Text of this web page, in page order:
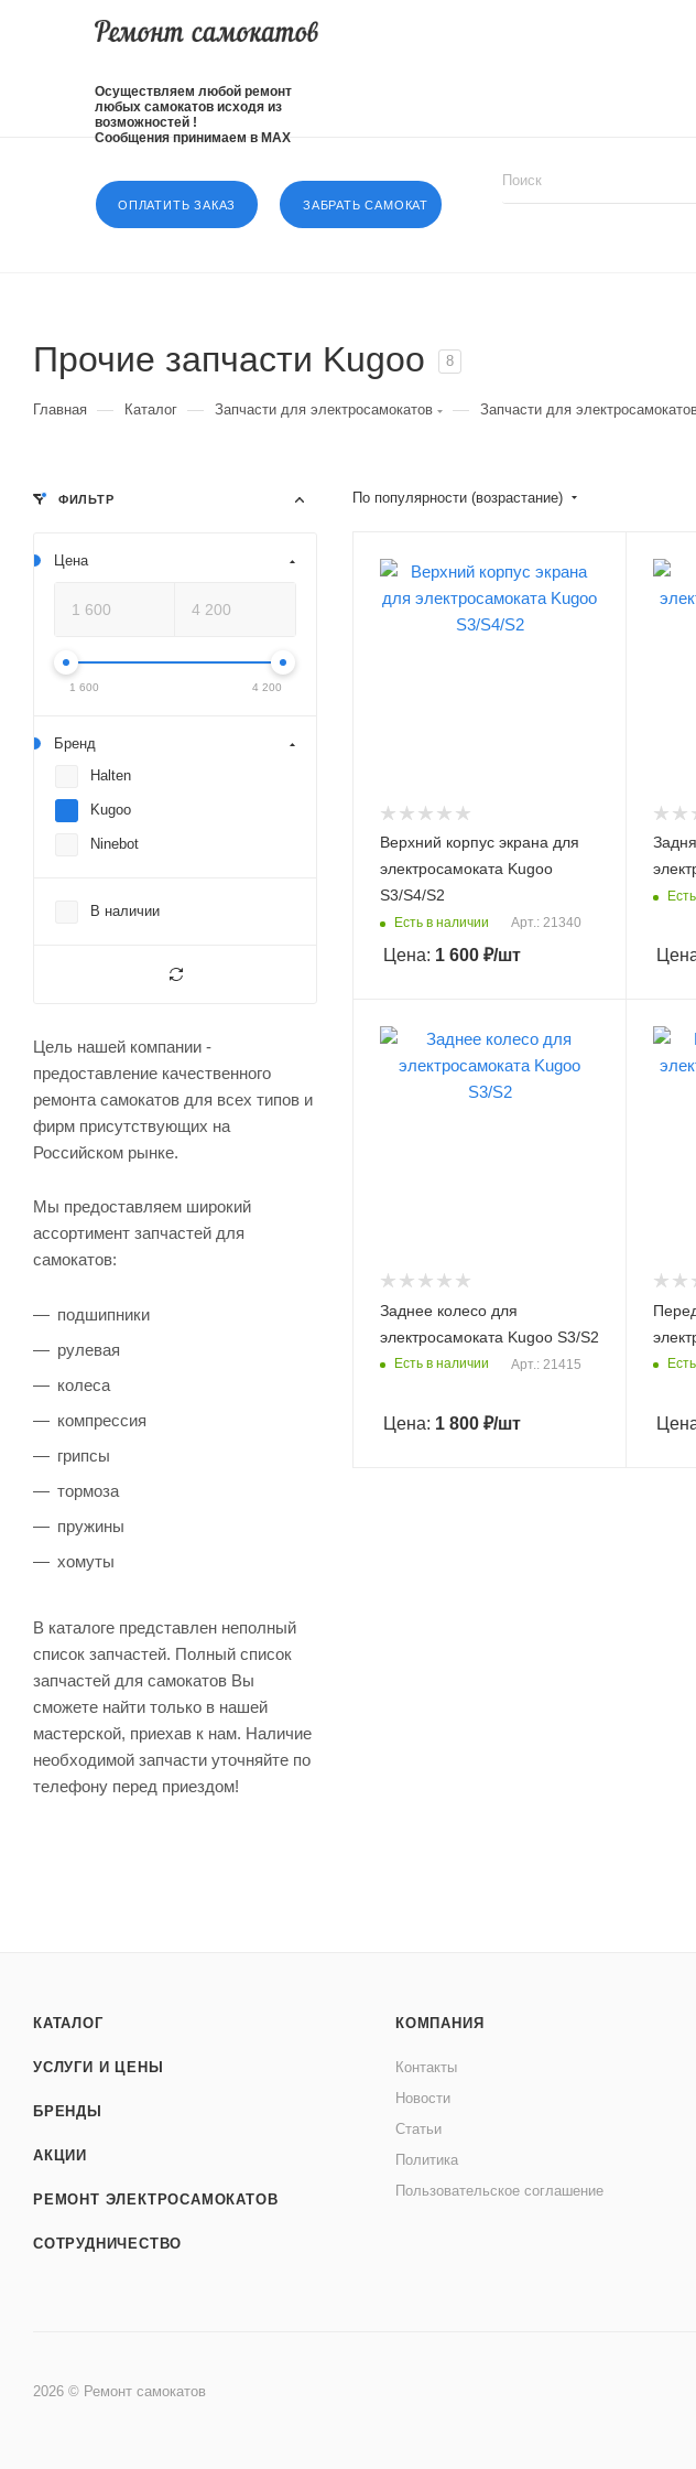
Осуществляем любой ремонт
любых самокатов исходя из
возможностей !
Сообщения принимаем в MAX
ОПЛАТИТЬ ЗАКАЗ ЗАБРАТЬ САМОКАТ
Прочие запчасти Kugoo 8
Главная — Каталог — Запчасти для электросамокатов — Запчасти для
По популярности (возрастание)
Верхний корпус экрана для
электросамоката Kugoo
S3/S4/S2
Есть в наличии Арт.: 21340
Цена: 1 600 ₽/шт
Заднее колесо для
электросамоката Kugoo S3/S2
Есть в наличии Арт.: 21415
Цена: 1 800 ₽/шт
ФИЛЬТР
Цена
1 600 4 200
Бренд
Halten
Kugoo
Ninebot
В наличии
Цель нашей компании -
предоставление качественного
ремонта самокатов для всех типов и
фирм присутствующих на
Российском рынке.
Мы предоставляем широкий
ассортимент запчастей для
самокатов:
подшипники
рулевая
колеса
компрессия
грипсы
тормоза
пружины
хомуты
В каталоге представлен неполный
список запчастей. Полный список
запчастей для самокатов Вы
сможете найти только в нашей
мастерской, приехав к нам. Наличие
необходимой запчасти уточняйте по
телефону перед приездом!
КАТАЛОГ
УСЛУГИ И ЦЕНЫ
БРЕНДЫ
АКЦИИ
РЕМОНТ ЭЛЕКТРОСАМОКАТОВ
СОТРУДНИЧЕСТВО
КОМПАНИЯ
Контакты
Новости
Статьи
Политика
Пользовательское соглашение
2026 © Ремонт самокатов